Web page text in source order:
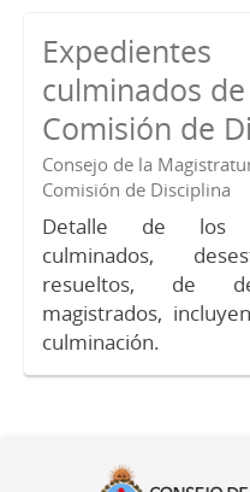
Expedientes
culminados
Comisión de
Consejo de la
Comisión de Disciplina
Detalle de los
culminados,
resueltos, de
magistrados,
culminación.